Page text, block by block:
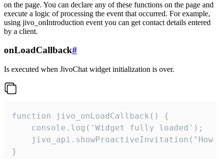
on the page. You can declare any of these functions on the page and
execute a logic of processing the event that occurred. For example,
using jivo_onIntroduction event you can get contact details entered
by a client.
onLoadCallback#
Is executed when JivoChat widget initialization is over.
function jivo_onLoadCallback() {
    console.log('Widget fully loaded');
jivo_api.showProactiveInvitation("How
}